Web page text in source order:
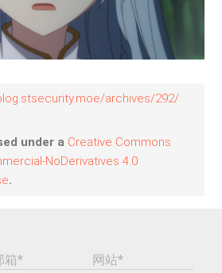
archives/292/
under a Creative Commons
NoDerivatives 4.0
.
箱* 网站*